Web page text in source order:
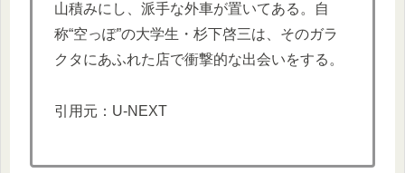
山積みにし、派手な外車が置いてある。自
称“空っぽ”の大学生・杉下啓三は、そのガラ
クタにあふれた店で衝撃的な出会いをする。
引用元：U-NEXT